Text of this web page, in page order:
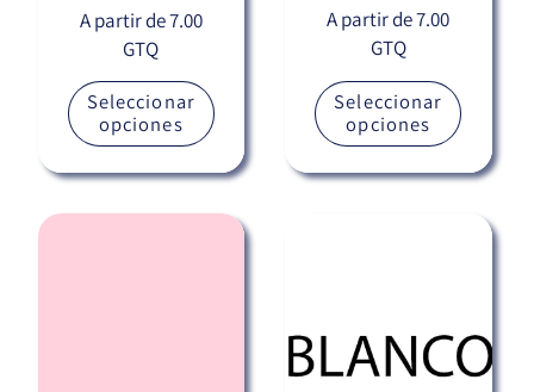
Precio
habitual
A partir de 7.00
GTQ
Seleccionar
opciones
Precio
habitual
A partir de 7.00
GTQ
Seleccionar
opciones